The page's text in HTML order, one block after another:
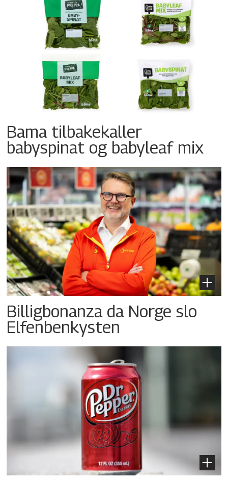
Bama tilbakekaller
babyspinat og babyleaf mix
Billigbonanza da Norge slo
Elfenbenkysten